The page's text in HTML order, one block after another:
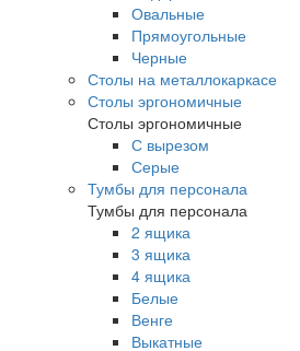
Овальные
Прямоугольные
Черные
Столы на металлокаркасе
Столы эргономичные
Столы эргономичные
С вырезом
Серые
Тумбы для персонала
Тумбы для персонала
2 ящика
3 ящика
4 ящика
Белые
Венге
Выкатные